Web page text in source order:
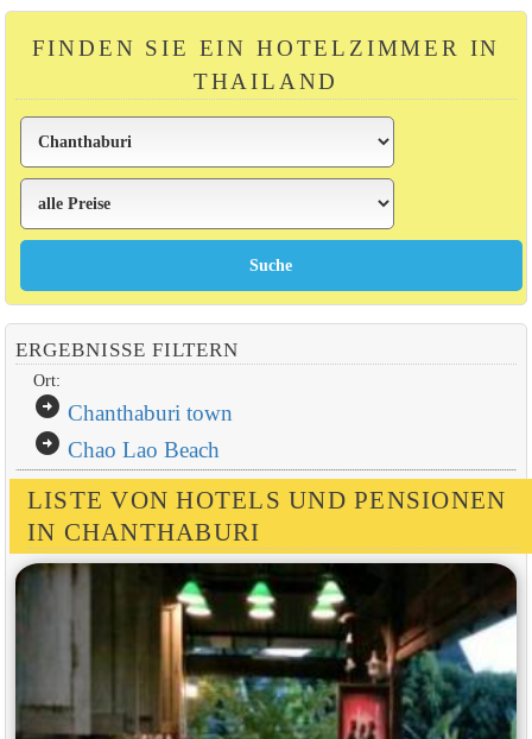
FINDEN SIE EIN HOTELZIMMER IN
THAILAND
ERGEBNISSE FILTERN
Ort:
arrow_circle_right Chanthaburi town
arrow_circle_right Chao Lao Beach
LISTE VON HOTELS UND PENSIONEN
IN CHANTHABURI